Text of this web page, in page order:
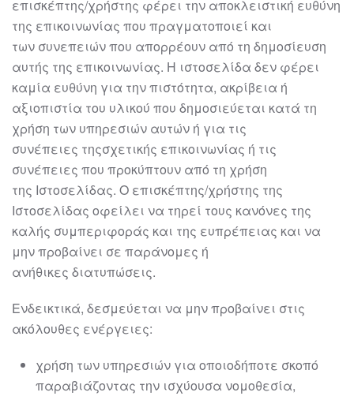
επισκέπτης/χρήστης φέρει την αποκλειστική ευθύνη
της επικοινωνίας που πραγματοποιεί και
των συνεπειών που απορρέουν από τη δημοσίευση
αυτής της επικοινωνίας. Η ιστοσελίδα δεν φέρει
καμία ευθύνη για την πιστότητα, ακρίβεια ή
αξιοπιστία του υλικού που δημοσιεύεται κατά τη
χρήση των υπηρεσιών αυτών ή για τις
συνέπειες τηςσχετικής επικοινωνίας ή τις
συνέπειες που προκύπτουν από τη χρήση
της Ιστοσελίδας. Ο επισκέπτης/χρήστης της
Ιστοσελίδας οφείλει να τηρεί τους κανόνες της
καλής συμπεριφοράς και της ευπρέπειας και να
μην προβαίνει σε παράνομες ή
ανήθικες διατυπώσεις.
Ενδεικτικά, δεσμεύεται να μην προβαίνει στις
ακόλουθες ενέργειες:
χρήση των υπηρεσιών για οποιοδήποτε σκοπό
παραβιάζοντας την ισχύουσα νομοθεσία,